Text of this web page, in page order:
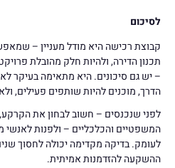
לסיכום
קבוצת רכישה היא מודל מעניין –
תכנון הדירה, ולהיות חלק מהובלת
– יש גם סיכונים. היא מתאימה בעיקר
הדרך, מוכנים להיות שותפים פעילים,
לפני שנכנסים – חשוב לבחון את
המשפטיים והכלכליים – ולפנות
לעומק. בדיקה מקדימה יכולה לחסוך
ההשקעה להזדמנות אמיתית.